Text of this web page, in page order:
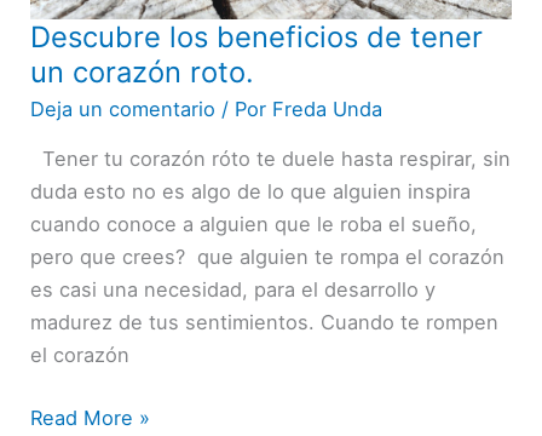
Descubre los beneficios de tener
un corazón roto.
Deja un comentario / Por Freda Unda
Tener tu corazón róto te duele hasta respirar, sin
duda esto no es algo de lo que alguien inspira
cuando conoce a alguien que le roba el sueño,
pero que crees? que alguien te rompa el corazón
es casi una necesidad, para el desarrollo y
madurez de tus sentimientos. Cuando te rompen
el corazón
Descubre
los
beneficios
tener
un
corazón
roto.
Read More »